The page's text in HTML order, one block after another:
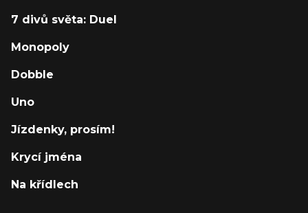
7 divů světa: Duel
Monopoly
Dobble
Uno
Jízdenky, prosím!
Krycí jména
Na křídlech